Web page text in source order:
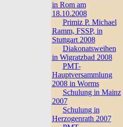
in Rom am
18.10.2008
Primiz P. Michael
Ramm, FSSP, in
Stuttgart 2008
Diakonatsweihen
in Wigratzbad 2008
PMT-
Hauptversammlung
2008 in Worms
Schulung in Mainz
2007
Schulung in
Herzogenrath 2007